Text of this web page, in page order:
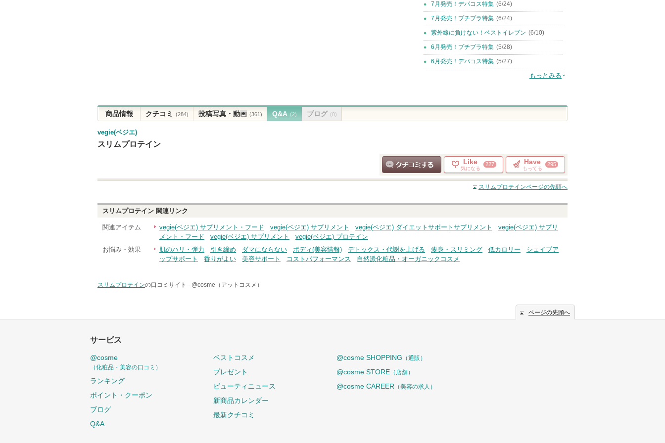
7月発売！デパコス特集 (6/24)
7月発売！プチプラ特集 (6/24)
紫外線に負けない！ベストイレブン (6/10)
6月発売！プチプラ特集 (5/28)
6月発売！デパコス特集 (5/27)
もっとみる
商品情報 クチコミ (284) 投稿写真・動画 (361) Q&A (2) ブログ (0)
vegie(ベジエ)
スリムプロテイン
クチコミする
Like
気になる
227 Have
もってる
295
スリムプロテインページの先頭へ
スリムプロテイン 関連リンク
関連アイテム vegie(ベジエ) サプリメント・フード vegie(ベジエ) サプリメント vegie(ベジエ) ダイエットサポートサプリメント
vegie(ベジエ) サプリ
メント・フード
vegie(ベジエ) サプリメント
vegie(ベジエ) プロテイン
お悩み・効果
肌のハリ・弾力 引き締め ダマにならない ボディ(美容情報) デトックス・代謝を上げる 痩身・スリミング 低カロリー
シェイプア
ップサポート
香りがよい 美容サポート コストパフォーマンス 自然派化粧品・オーガニックコスメ
スリムプロテインの口コミサイト - @cosme（アットコスメ）
ページの先頭へ
サービス
@cosme
（化粧品・美容の口コミ）
ランキング
ポイント・クーポン
ブログ
Q&A
ベストコスメ
プレゼント
ビューティニュース
新商品カレンダー
最新クチコミ
@cosme SHOPPING （通販）
@cosme STORE （店舗）
@cosme CAREER （美容の求人）